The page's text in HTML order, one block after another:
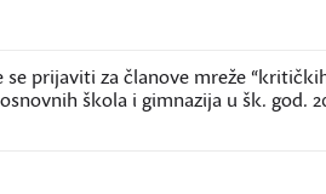
se prijaviti za članove mreže
škola i gimnazija u šk. god.